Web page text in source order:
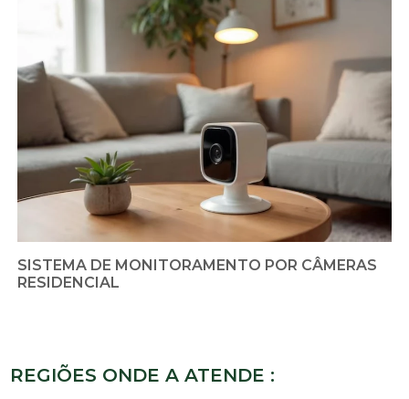
SISTEMA DE MONITORAMENTO POR CÂMERAS
RESIDENCIAL
REGIÕES ONDE A ATENDE :